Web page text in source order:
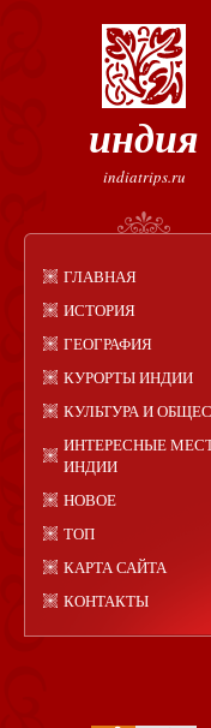
индия
indiatrips.ru
ГЛАВНАЯ
ИСТОРИЯ
ГЕОГРАФИЯ
КУРОРТЫ ИНДИИ
КУЛЬТУРА И
ИНТЕРЕСНЫЕ
ИНДИИ
НОВОЕ
ТОП
КАРТА САЙТА
КОНТАКТЫ